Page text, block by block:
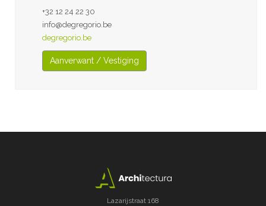
+32 12 24 22 30
info@degregorio.be
degregorio.be
Aanverwant / Vestiging
Lazarijstraat 168